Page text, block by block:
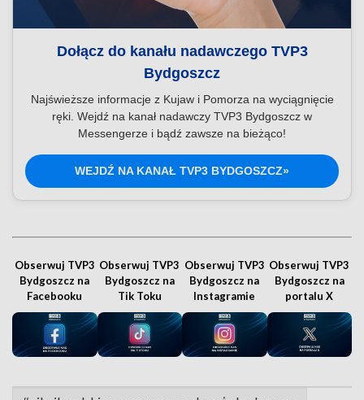
Dołącz do kanału nadawczego TVP3
Bydgoszcz
Najświeższe informacje z Kujaw i Pomorza na wyciągnięcie
ręki. Wejdź na kanał nadawczy TVP3 Bydgoszcz w
Messengerze i bądź zawsze na bieżąco!
WEJDŹ NA KANAŁ TVP3 BYDGOSZCZ»
Obserwuj TVP3
Bydgoszcz na
Facebooku
Obserwuj TVP3
Bydgoszcz na
Tik Toku
Obserwuj TVP3
Bydgoszcz na
Instagramie
Obserwuj TVP3
Bydgoszcz na
portalu X